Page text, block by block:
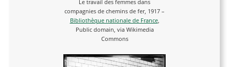
Le travail des femmes dans
compagnies de chemins de fer, 1917 –
Bibliothèque nationale de France,
Public domain, via Wikimedia
Commons